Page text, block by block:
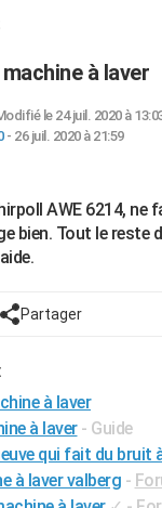
à laver
le 24 juil. 2020 à
- 26 juil. 2020 à 21:59
AWE 6214,
bien. Tout le reste
Partager
à laver
à laver - Guide
qui fait du bruit
à laver valberg -